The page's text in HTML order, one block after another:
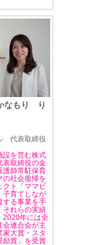
なもり り
代表取締役
設を営む株式
表取締役の金
護師常駐保育
の社会復帰を
クト「ママビ
子育てしなが
する事業を手
それらの実績
2020年には全
会連合会が主
家大賞・スタ
励賞」を受賞